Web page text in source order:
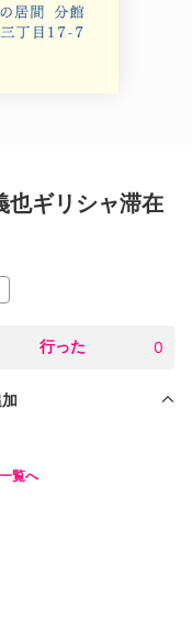
也ギリシャ滞在
行った 0
覧へ